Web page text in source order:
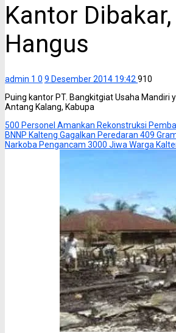
Kantor
Hangus
admin 1 0 9 Desember 2014 19:42910
Puing kantor PT. Bangkitgiat Usaha
Antang Kalang, Kabupa
500 Personel Amankan Rekonstruksi
BNNP Kalteng Gagalkan Peredaran 409
Narkoba Pengancam 3000 Jiwa Warga